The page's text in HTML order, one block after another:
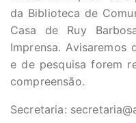
da Biblioteca de
Casa de Ruy
Imprensa. Avisaremos
e de pesquisa forem
compreensão.
Secretaria: